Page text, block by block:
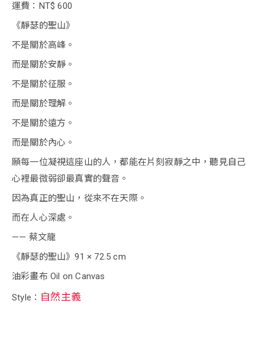
運費：NT$ 600
《靜瑟的聖山》
不是關於高峰。
而是關於安靜。
不是關於征服。
而是關於理解。
不是關於遠方。
而是關於內心。
願每一位凝視這座山的人，都能在片刻寂靜之中，聽見自己
心裡最微弱卻最真實的聲音。
因為真正的聖山，從來不在天際。
而在人心深處。
—— 蔡文龍
《靜瑟的聖山》91 × 72.5 cm
油彩畫布 Oil on Canvas
Style： 自然主義